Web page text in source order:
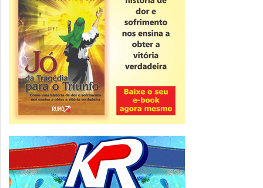
Novidade
CNPJ alfanumérico começa a ser emitido
nesta sexta
ver todas »